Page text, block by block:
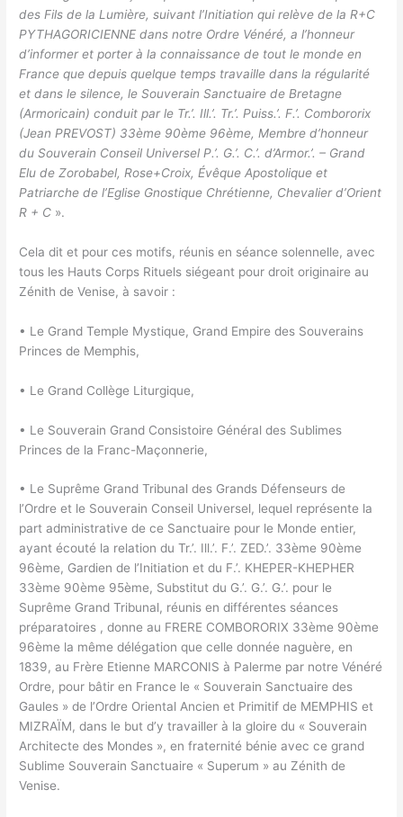
des Fils de la Lumière, suivant l’Initiation qui relève de la R+C
PYTHAGORICIENNE dans notre Ordre Vénéré, a l’honneur
d’informer et porter à la connaissance de tout le monde en
France que depuis quelque temps travaille dans la régularité
et dans le silence, le Souverain Sanctuaire de Bretagne
(Armoricain) conduit par le Tr.’. Ill.’. Tr.’. Puiss.’. F.’. Combororix
(Jean PREVOST) 33ème 90ème 96ème, Membre d’honneur
du Souverain Conseil Universel P.’. G.’. C.’. d’Armor.’. – Grand
Elu de Zorobabel, Rose+Croix, Évêque Apostolique et
Patriarche de l’Eglise Gnostique Chrétienne, Chevalier d’Orient
R + C ».
Cela dit et pour ces motifs, réunis en séance solennelle, avec
tous les Hauts Corps Rituels siégeant pour droit originaire au
Zénith de Venise, à savoir :
• Le Grand Temple Mystique, Grand Empire des Souverains
Princes de Memphis,
• Le Grand Collège Liturgique,
• Le Souverain Grand Consistoire Général des Sublimes
Princes de la Franc-Maçonnerie,
• Le Suprême Grand Tribunal des Grands Défenseurs de
l’Ordre et le Souverain Conseil Universel, lequel représente la
part administrative de ce Sanctuaire pour le Monde entier,
ayant écouté la relation du Tr.’. Ill.’. F.’. ZED.’. 33ème 90ème
96ème, Gardien de l’Initiation et du F.’. KHEPER-KHEPHER
33ème 90ème 95ème, Substitut du G.’. G.’. G.’. pour le
Suprême Grand Tribunal, réunis en différentes séances
préparatoires , donne au FRERE COMBORORIX 33ème 90ème
96ème la même délégation que celle donnée naguère, en
1839, au Frère Etienne MARCONIS à Palerme par notre Vénéré
Ordre, pour bâtir en France le « Souverain Sanctuaire des
Gaules » de l’Ordre Oriental Ancien et Primitif de MEMPHIS et
MIZRAÏM, dans le but d’y travailler à la gloire du « Souverain
Architecte des Mondes », en fraternité bénie avec ce grand
Sublime Souverain Sanctuaire « Superum » au Zénith de
Venise.